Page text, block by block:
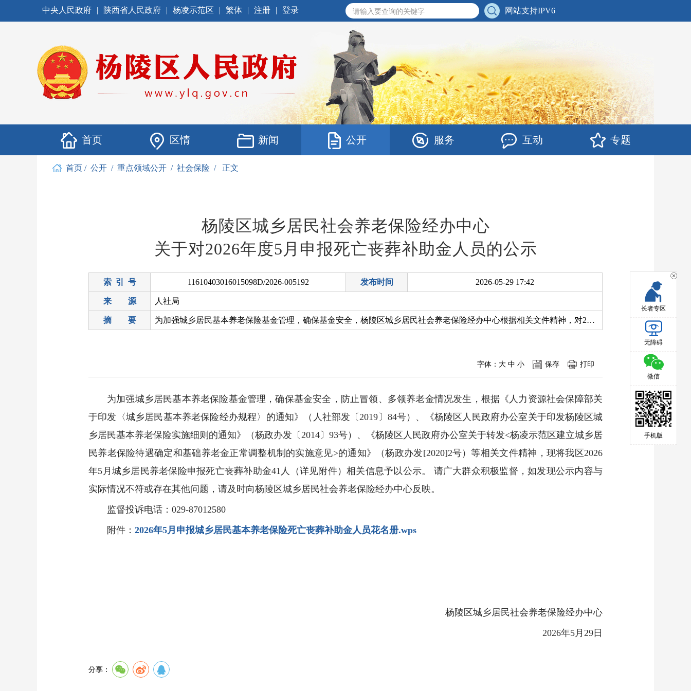
中央人民政府 | 陕西省人民政府 | 杨凌示范区 | 繁体 | 注册 | 登录 网站支持IPV6
首页 区情 新闻 公开 服务 互动 专题
首页 / 公开 / 重点领域公开 / 社会保险 / 正文
杨陵区城乡居民社会养老保险经办中心
关于对2026年度5月申报死亡丧葬补助金人员的公示
索 引 号 11610403016015098D/2026-005192 发布时间 2026-05-29 17:42
来 源 人社局
摘 要 为加强城乡居民基本养老保险基金管理，确保基金安全，杨陵区城乡居民社会养老保险经办中心根据相关文件精神，对2026年5月城乡居民养老保险申报死亡丧葬补助金41人相关信息予以公示，并公布监督投诉电话。
打印
保存
字体： 大 中 小
为加强城乡居民基本养老保险基金管理，确保基金安全，防止冒领、多领养老金情况发生，根据《人力资源社会保障部关
于印发〈城乡居民基本养老保险经办规程〉的通知》（人社部发〔2019〕84号）、《杨陵区人民政府办公室关于印发杨陵区城
乡居民基本养老保险实施细则的通知》（杨政办发〔2014〕93号）、《杨陵区人民政府办公室关于转发<杨凌示范区建立城乡居
民养老保险待遇确定和基础养老金正常调整机制的实施意见>的通知》（杨政办发[2020]2号）等相关文件精神，现将我区2026
年5月城乡居民养老保险申报死亡丧葬补助金41人（详见附件）相关信息予以公示。 请广大群众积极监督，如发现公示内容与
实际情况不符或存在其他问题，请及时向杨陵区城乡居民社会养老保险经办中心反映。
监督投诉电话：029-87012580
附件： 2026年5月申报城乡居民基本养老保险死亡丧葬补助金人员花名册.wps
杨陵区城乡居民社会养老保险经办中心
2026年5月29日
分享：
长者专区
无障碍
微信
手机版